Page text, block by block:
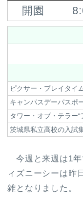
開園
ピクサー・プレイタイ
キャンパスデーパスポ
タワー・オブ・テラー
茨城県私立高校の入試
今週と来週は1年
ィズニーシーは昨
雑となりました。